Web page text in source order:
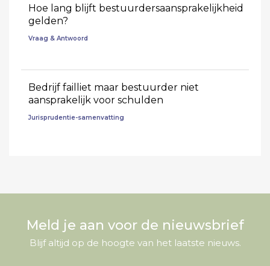
Hoe lang blijft bestuurdersaansprakelijkheid
gelden?
Vraag & Antwoord
Bedrijf failliet maar bestuurder niet
aansprakelijk voor schulden
Jurisprudentie-samenvatting
Meld je aan voor de nieuwsbrief
Blijf altijd op de hoogte van het laatste nieuws.